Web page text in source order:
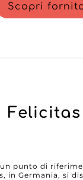
Scopri
Felicitas
un punto di
in Germania, si